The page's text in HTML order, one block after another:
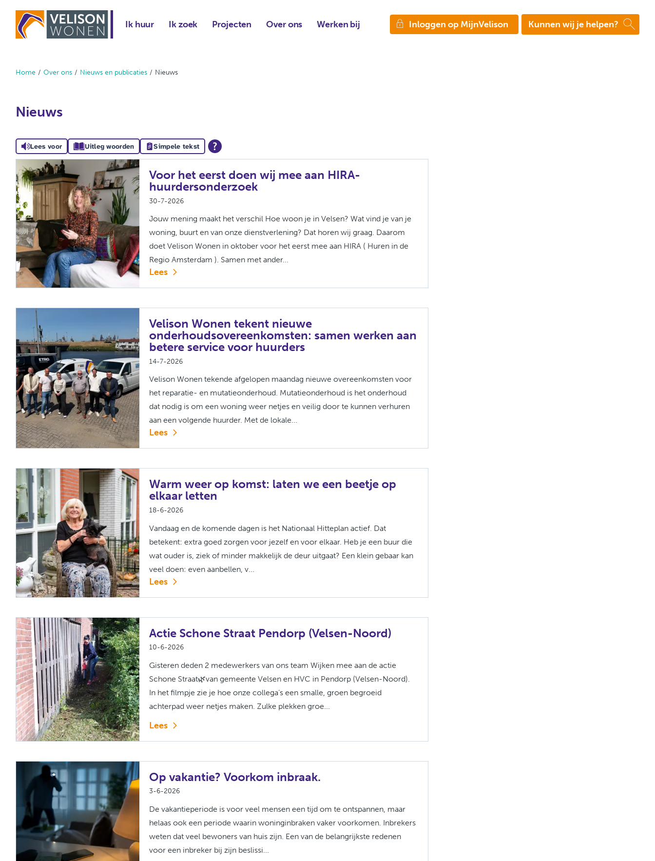
Naar hoofdinhoud
Naar hoofdnavigatiemenu
Naar zoeken
Naar de homepage
Ik huur Ik zoek Projecten Over ons Werken bij Inloggen op MijnVelison
Home Over ons Nieuws en publicaties Nieuws
Nieuws
Lees voor Uitleg woorden Simpele tekst
Voor het eerst doen wij mee aan HIRA-
huurdersonderzoek
30-7-2026
Jouw mening maakt het verschil Hoe woon je in Velsen? Wat vind je van je
woning, buurt en van onze dienstverlening? Dat horen wij graag. Daarom
doet Velison Wonen in oktober voor het eerst mee aan HIRA ( Huren in de
Regio Amsterdam ). Samen met ander...
Lees
Velison Wonen tekent nieuwe
onderhoudsovereenkomsten: samen werken aan
betere service voor huurders
14-7-2026
Velison Wonen tekende afgelopen maandag nieuwe overeenkomsten voor
het reparatie- en mutatieonderhoud. Mutatieonderhoud is het onderhoud
dat nodig is om een woning weer netjes en veilig door te kunnen verhuren
aan een volgende huurder. Met de lokale...
Lees
Warm weer op komst: laten we een beetje op
elkaar letten
18-6-2026
Vandaag en de komende dagen is het Nationaal Hitteplan actief. Dat
betekent: extra goed zorgen voor jezelf en voor elkaar. Heb je een buur die
wat ouder is, ziek of minder makkelijk de deur uitgaat? Een klein gebaar kan
veel doen: even aanbellen, v...
Lees
Actie Schone Straat Pendorp (Velsen-Noord)
10-6-2026
Gisteren deden 2 medewerkers van ons team Wijken mee aan de actie
Schone Straat🌿van gemeente Velsen en HVC in Pendorp (Velsen-Noord).
In het filmpje zie je hoe onze collega’s een smalle, groen begroeid
achterpad weer netjes maken. Zulke plekken groe...
Lees
Op vakantie? Voorkom inbraak.
3-6-2026
De vakantieperiode is voor veel mensen een tijd om te ontspannen, maar
helaas ook een periode waarin woninginbraken vaker voorkomen. Inbrekers
weten dat veel bewoners van huis zijn. Een van de belangrijkste redenen
voor een inbreker bij zijn beslissi...